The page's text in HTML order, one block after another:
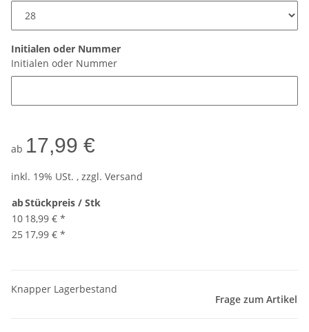
Initialen oder Nummer
Initialen oder Nummer
ab 17,99 €
inkl. 19% USt. , zzgl. Versand
abStückpreis / Stk
10 18,99 € *
25 17,99 € *
Knapper Lagerbestand
Frage zum Artikel